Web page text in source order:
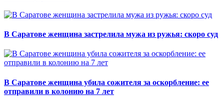
В Саратове женщина застрелила мужа из ружья: скоро суд
В Саратове женщина убила сожителя за оскорбление: ее
отправили в колонию на 7 лет